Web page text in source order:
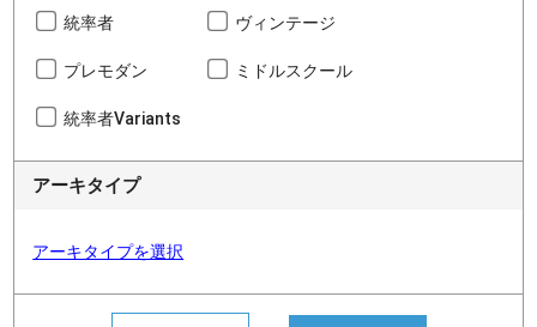
統率者 ヴィンテージ
プレモダン ミドルスクール
統率者Variants
アーキタイプ
アーキタイプを選択